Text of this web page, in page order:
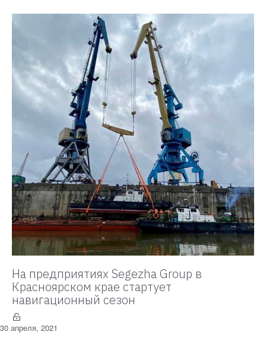
На предприятиях Segezha Group в
Красноярском крае стартует
навигационный сезон
30 апреля, 2021